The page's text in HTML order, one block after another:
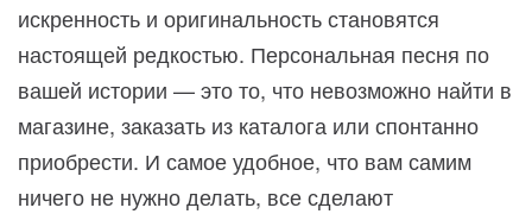
искренность и оригинальность становятся
настоящей редкостью. Персональная песня по
вашей истории — это то, что невозможно найти в
магазине, заказать из каталога или спонтанно
приобрести. И самое удобное, что вам самим
ничего не нужно делать, все сделают